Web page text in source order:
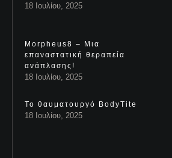
18 Ιουλίου, 2025
Morpheus8 – Μια
επαναστατική θεραπεία
ανάπλασης!
18 Ιουλίου, 2025
Το θαυματουργό BodyTite
18 Ιουλίου, 2025